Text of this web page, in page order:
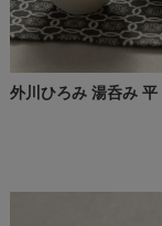
外川ひろみ 湯呑み 平